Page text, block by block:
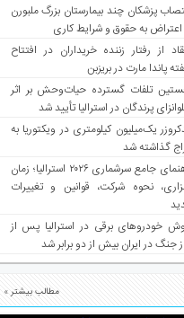
پزشکان چند بیمارستان بزرگ ملبورن
اعتراض به حقوق و شرایط کاری
از رفتار زننده خریداران در افتتاح
پاندا مارت در بریزبن
تلفات گسترده حیات‌وحش بر اثر
پرندگان در استرالیا تأیید شد
یک‌میلیون کیلومتری در ویکتوریا به
گذاشته شد
راهنمای جامع سرشماری ۲۰۲۶ استرالیا؛ زمان
نحوه شرکت، قوانین و تغییرات
خودروهای برقی در استرالیا پس از
جنگ در ایران بیش از دو برابر شد
مطالب بیشتر »